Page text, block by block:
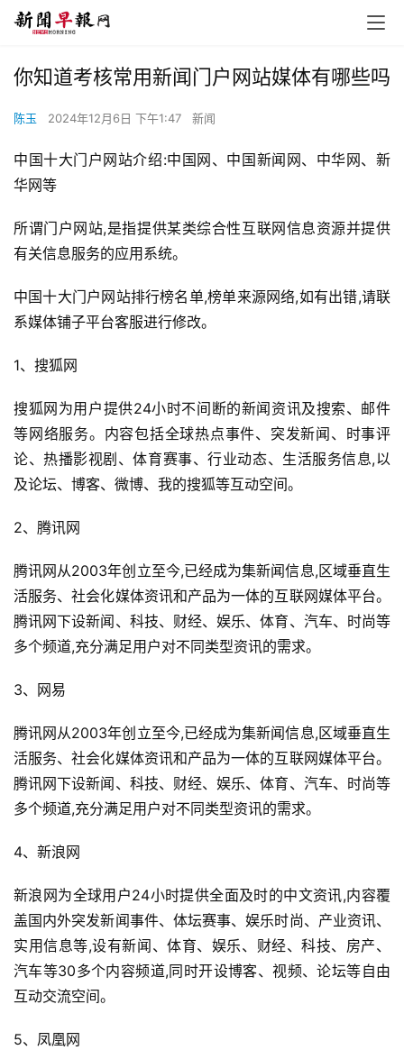
你知道考核常用新闻门户网站媒体有哪些吗
陈玉 2024年12月6日 下午1:47 新闻
中国十大门户网站介绍:中国网、中国新闻网、中华网、新
华网等
所谓门户网站,是指提供某类综合性互联网信息资源并提供
有关信息服务的应用系统。
中国十大门户网站排行榜名单,榜单来源网络,如有出错,请联
系媒体铺子平台客服进行修改。
1、搜狐网
搜狐网为用户提供24小时不间断的新闻资讯及搜索、邮件
等网络服务。内容包括全球热点事件、突发新闻、时事评
论、热播影视剧、体育赛事、行业动态、生活服务信息,以
及论坛、博客、微博、我的搜狐等互动空间。
2、腾讯网
腾讯网从2003年创立至今,已经成为集新闻信息,区域垂直生
活服务、社会化媒体资讯和产品为一体的互联网媒体平台。
腾讯网下设新闻、科技、财经、娱乐、体育、汽车、时尚等
多个频道,充分满足用户对不同类型资讯的需求。
3、网易
腾讯网从2003年创立至今,已经成为集新闻信息,区域垂直生
活服务、社会化媒体资讯和产品为一体的互联网媒体平台。
腾讯网下设新闻、科技、财经、娱乐、体育、汽车、时尚等
多个频道,充分满足用户对不同类型资讯的需求。
4、新浪网
新浪网为全球用户24小时提供全面及时的中文资讯,内容覆
盖国内外突发新闻事件、体坛赛事、娱乐时尚、产业资讯、
实用信息等,设有新闻、体育、娱乐、财经、科技、房产、
汽车等30多个内容频道,同时开设博客、视频、论坛等自由
互动交流空间。
5、凤凰网